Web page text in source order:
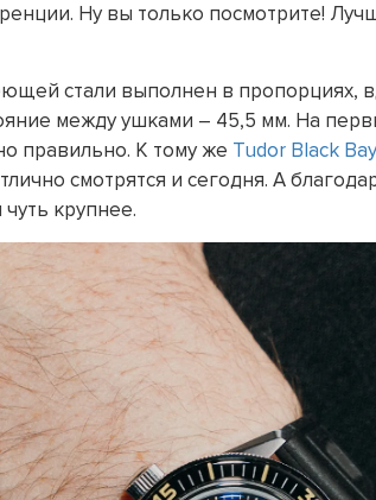
Ну вы только посмотрите!
стали выполнен в пропорциях,
между ушками – 45,5 мм. На
правильно. К тому же Tudor Black
смотрятся и сегодня. А
крупнее.